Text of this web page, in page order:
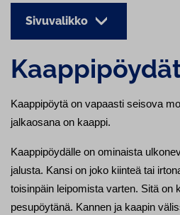
Sivuvalikko
Kaappipöytä on vapaasti seisova
jalkaosana on kaappi.
Kaappipöydälle on ominaista
jalusta. Kansi on joko kiinteä tai
toisinpäin leipomista varten. Sitä on
pesupöytänä. Kannen ja kaapin